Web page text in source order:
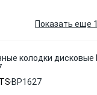
Показать еще
колодки дисковые
BP1627